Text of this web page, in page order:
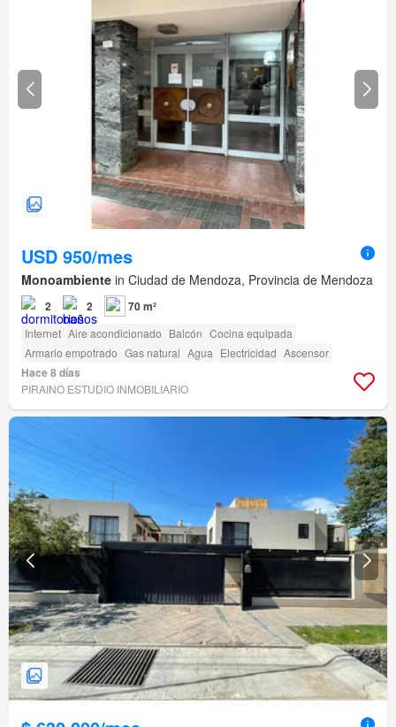
USD 950/mes
Monoambiente in Ciudad de Mendoza, Provincia de Mendoza
2 2 70 m²
Internet Aire acondicionado Balcón Cocina equipada
Armario empotrado Gas natural Agua Electricidad Ascensor
Hace 8 días
PIRAINO ESTUDIO INMOBILIARIO